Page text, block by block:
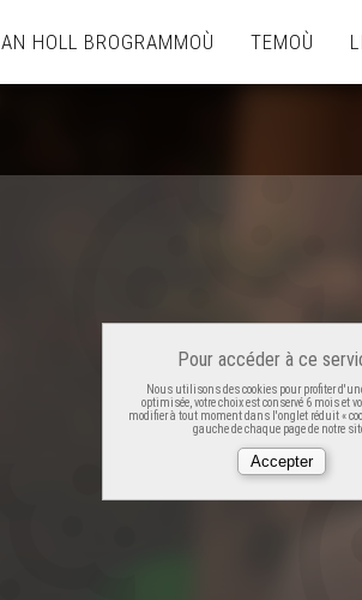
AN HOLL BROGRAMMOÙ TEMOÙ
Pour accéder à ce
Nous utilisons des cookies pour profiter
optimisée, votre choix est conservé 6 mois et
modifier à tout moment dans l'onglet réduit «
gauche de chaque page de notre